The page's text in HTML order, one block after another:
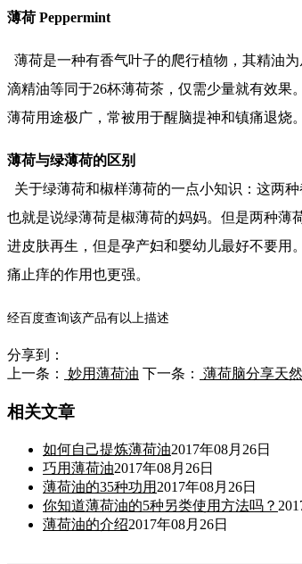
薄荷 Peppermint
薄荷是一种有香气叶子的爬行植物，其精油
滴精油等同于26杯薄荷茶，仅需少量就有效果。
薄荷用途极广，常被用于醒脑提神和镇痛退烧
薄荷与绿薄荷的区别
关于绿薄荷和椒样薄荷的一点小知识：这两
也就是说绿薄荷是椒薄荷的妈妈。但是两种薄
进皮肤再生，但是孕产妇和婴幼儿最好不要用
痛止痒的作用也更强。
经百度查询该产品有以上描述
分享到：
上一条：
妙用薄荷油 下一条： 薄荷脑分享天
相关文章
如何自己提炼薄荷油2017年08月26日
巧用薄荷油2017年08月26日
薄荷油的35种功用 2017年08月26日
你知道薄荷油的5种另类使用方法吗？
薄荷油的介绍2017年08月26日